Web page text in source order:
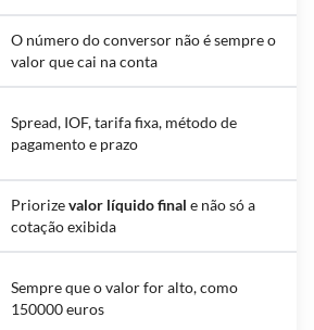
O número do conversor não é sempre o
valor que cai na conta
Spread, IOF, tarifa fixa, método de
pagamento e prazo
Priorizevalor líquido final e não só a
cotação exibida
Sempre que o valor for alto, como
150000 euros